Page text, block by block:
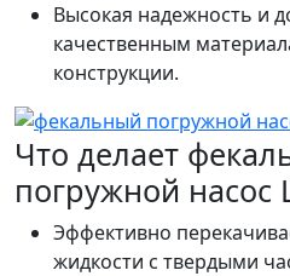
Высокая надежность и
качественным
конструкции.
Что делает
погружной
Эффективно
жидкости с твердыми